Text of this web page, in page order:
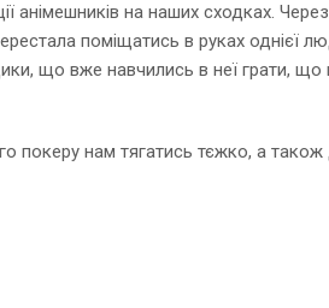
анімешників на наших сходках.
поміщатись в руках однієї
що вже навчились в неї грати, що
покеру нам тягатись тєжко, а